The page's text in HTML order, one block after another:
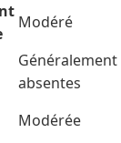
Modéré
Généralement
absentes
Modérée